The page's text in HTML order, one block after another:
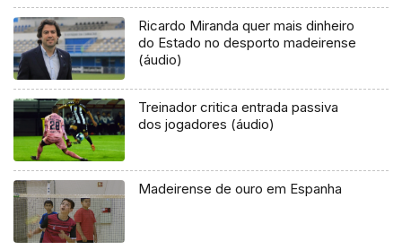
Ricardo Miranda quer mais dinheiro
do Estado no desporto madeirense
(áudio)
Treinador critica entrada passiva
dos jogadores (áudio)
Madeirense de ouro em Espanha